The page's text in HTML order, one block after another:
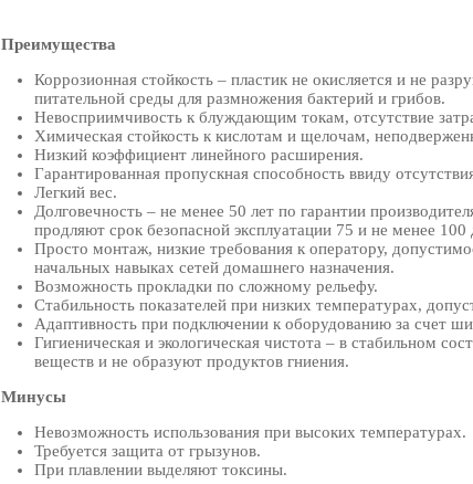
Преимущества
Коррозионная стойкость – пластик не окисляется и не
питательной среды для размножения бактерий и грибов.
Невосприимчивость к блуждающим токам, отсутствие
Химическая стойкость к кислотам и щелочам,
Низкий коэффициент линейного расширения.
Гарантированная пропускная способность ввиду
Легкий вес.
Долговечность – не менее 50 лет по гарантии
продляют срок безопасной эксплуатации 75 и не менее
Просто монтаж, низкие требования к оператору,
начальных навыках сетей домашнего назначения.
Возможность прокладки по сложному рельефу.
Стабильность показателей при низких температурах,
Адаптивность при подключении к оборудованию за счет
Гигиеническая и экологическая чистота – в стабильном
веществ и не образуют продуктов гниения.
Минусы
Невозможность использования при высоких температурах.
Требуется защита от грызунов.
При плавлении выделяют токсины.